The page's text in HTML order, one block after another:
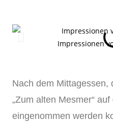
Impressionen
Nach dem Mittagessen,
„Zum alten Mesmer“
eingenommen werden